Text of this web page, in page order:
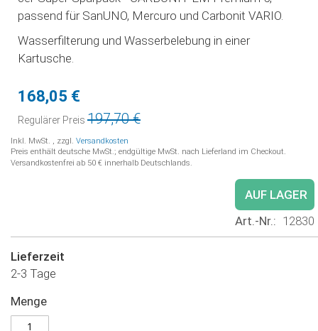
passend für SanUNO, Mercuro und Carbonit VARIO.
Wasserfilterung und Wasserbelebung in einer
Kartusche.
Sonderpreis
168,05 €
Regulärer Preis 197,70 €
Inkl. MwSt. , zzgl. Versandkosten
Preis enthält deutsche MwSt.; endgültige MwSt. nach Lieferland im Checkout.
Versandkostenfrei ab 50 € innerhalb Deutschlands.
AUF LAGER
Art.-Nr.
12830
Lieferzeit
2-3 Tage
Menge